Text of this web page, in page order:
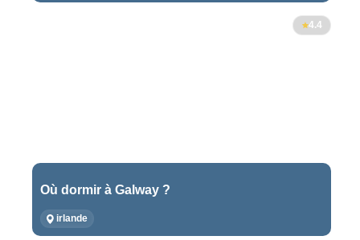
4.4
Où dormir à Galway ?
irlande